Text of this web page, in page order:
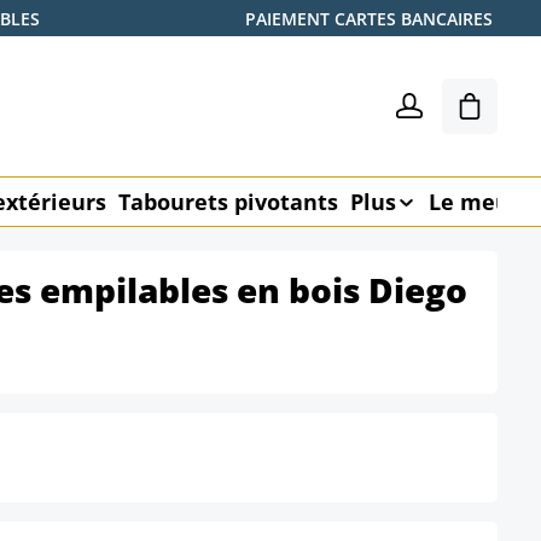
PAIEMENT CARTES BANCAIRES
Le
Tabourets pivotants Plus Le
empilables en bois Diego